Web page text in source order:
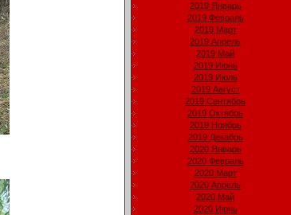
2019 Январь
2019 Февраль
2019 Март
2019 Апрель
2019 Май
2019 Июнь
2019 Июль
2019 Август
2019 Сентябрь
2019 Октябрь
2019 Ноябрь
2019 Декабрь
2020 Январь
2020 Февраль
2020 Март
2020 Апрель
2020 Май
2020 Июнь